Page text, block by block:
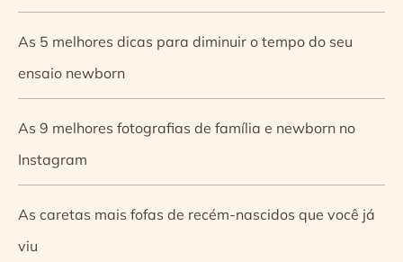
As 5 melhores dicas para diminuir o tempo do seu
ensaio newborn
As 9 melhores fotografias de família e newborn no
Instagram
As caretas mais fofas de recém-nascidos que você já
viu